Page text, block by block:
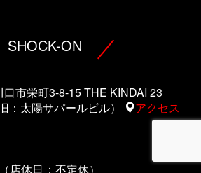
SHOCK-ON
市栄町3-8-15 THE KINDAI 23
：太陽サパールビル）
アクセス
店休日：不定休）